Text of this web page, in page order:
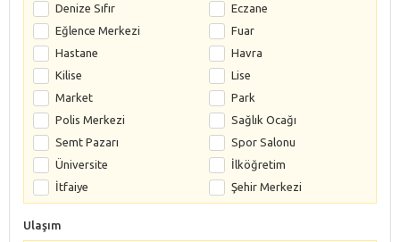
Denize Sıfır
Eczane
Eğlence Merkezi
Fuar
Hastane
Havra
Kilise
Lise
Market
Park
Polis Merkezi
Sağlık Ocağı
Semt Pazarı
Spor Salonu
Üniversite
İlköğretim
İtfaiye
Şehir Merkezi
Ulaşım